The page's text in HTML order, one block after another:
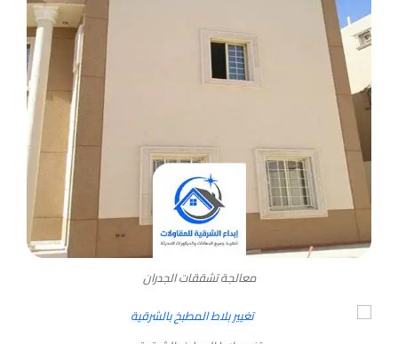
معالجة تشققات الجدران